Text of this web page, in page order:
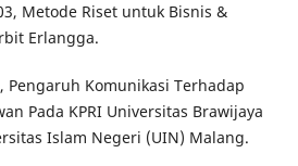
Metode Riset untuk Bisnis &
Erlangga.
Pengaruh Komunikasi Terhadap
Pada KPRI Universitas Brawijaya
Islam Negeri (UIN) Malang.